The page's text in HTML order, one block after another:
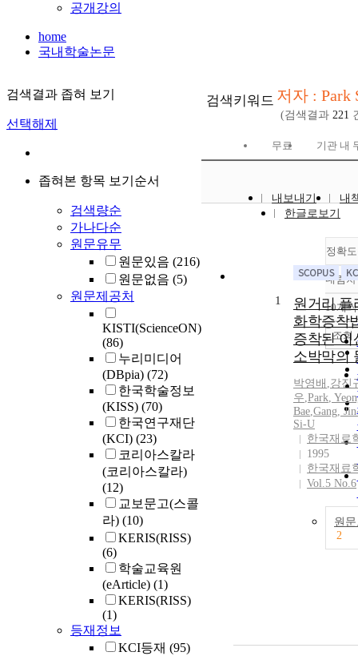
공개강의
home
국내학술논문
검색결과 좁혀 보기
선택해제
좁혀본 항목 보기순서
검색량순
가나다순
원문유무
원문있음 (216)
원문없음 (5)
원문제공처
KISTI(ScienceON)
(86)
누리미디어
(DBpia) (72)
한국학술정보
(KISS) (70)
한국연구재단
(KCI) (23)
코리아스칼라
(코리아스칼라)
(12)
교보문고(스콜
라) (10)
KERIS(RISS)
(6)
학술교육원
(eArticle) (1)
KERIS(RISS)
(1)
등재정보
KCI등재 (95)
검색키워드 저자 : Park
(검색결과 221
무료 기관 내
내보내기
내
한글로보기
정확
내림차
10개
조회
1
원거리 플
화학증착
증착된 이
소박막의
박영배 ,강진
우,Park,
Bae,Gang,
Si-U
한국재료
1995
한국재료
Vol.5 No.6
원
2